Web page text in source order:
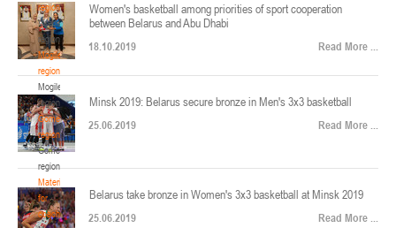
region
Vitebsk
region
Mogilev
region
Mogilev
region
Gomel
region
Gomel
region
Materials
for
coaches
U-12, девушки
V тур – девушки 2014-2015 гг.р., Дивизион 1, 17-19 апреля 2026 г., г. Гомель,
ул. Б.Хмельницкого, 118а
Минск
Финал 4-х – девушки 2010-2011 гг.р., Дивизион 2, 14-16 апреля 2026 г., г.
Минск, ул. Стадионная, 3
Women's basketball among priorities of sport cooperation
between Belarus and Abu Dhabi
18.10.2019 Read More ...
Minsk 2019: Belarus secure bronze in Men's 3x3 basketball
25.06.2019 Read More ...
Belarus take bronze in Women's 3x3 basketball at Minsk 2019
25.06.2019 Read More ...